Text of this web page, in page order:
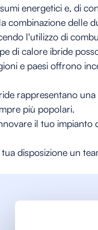
energetici e, di
combinazione delle
l'utilizzo di
di calore ibride
e paesi offrono
rappresentano
più popolari.
il tuo
disposizione un